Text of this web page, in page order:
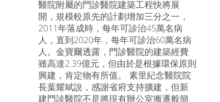
醫院附屬的門診醫院建築工程快將展
開，規模較原先的計劃增加三分之一，
2011年落成時，每年可診治45萬名病
人，直到2020年，每年可診治60萬名病
人。金寶爾透露，門診醫院的建築經費
雖高達2.39億元，但由於是根據環保原則
興建，肯定物有所值。 素里紀念醫院院
長葉耀斌說，感謝省府支持擴建，但新
建門診醫院不是將現有辦公室搬遷般簡